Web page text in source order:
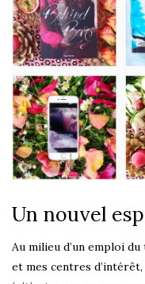
Un nouvel
Au milieu d’un emploi
et mes centres